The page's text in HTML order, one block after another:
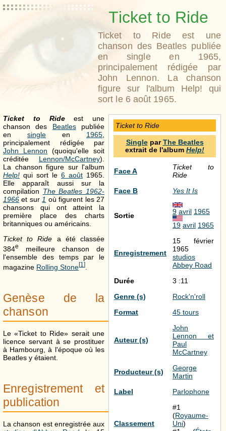
Ticket to Ride
Ticket to Ride est une
chanson des Beatles publiée
en single en 1965,
principalement rédigée par
John Lennon. La chanson
figure sur l'album Help! qui
sort le 6 août 1965.
Ticket to Ride
SingleparThe Beatles
extrait de l'album Help!
Face A
Ticket to
Ride
Face B
Yes It Is
Sortie 9 avril 1965
19 avril 1965
Enregistrement
15 février
1965
studios
Abbey Road
Durée
3 :11
Genre (s)
Rock'n'roll
Format
45 tours
Auteur (s)
John
Lennon et
Paul
McCartney
Producteur (s)
George
Martin
Label
Parlophone
Classement
#1
(Royaume-
Uni)
Ticket to Rideest une
chanson des Beatlespubliée
en single en 1965
principalement rédigée par
John Lennon (quoiqu'elle soit
créditée Lennon/McCartney).
La chanson figure sur l'album
Help! qui sort le 6 août 1965.
Elle apparaît aussi sur la
compilation The Beatles 1962-
1966 et sur 1 où figurent les 27
chansons qui ont atteint la
première place des charts
britanniques ou américains.
Ticket to Ride a été classée
384e
meilleure chanson de
l'ensemble des temps par le
magazine Rolling Stone[1]
Genèse de la
chanson
Le «Ticket to Ride» serait une
licence servant à se prostituer
à Hambourg, à l'époque où les
Beatles y étaient.
Enregistrement et
publication
La chanson est enregistrée aux